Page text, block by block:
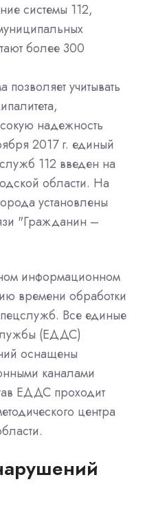
системы 112,
более 300
учитывать
надежность
2017 г. единый
112 введен на
области. На
установлены
"Гражданин –
информационном
времени обработки
Все единые
(ЕДДС)
оснащены
каналами
ЕДДС проходит
центра